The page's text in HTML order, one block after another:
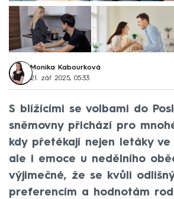
Monika Kabourková
21. zář 2025, 05:33
S blížícími se volbami do
sněmovny přichází pro
kdy přetékají nejen letáky ve
ale i emoce u nedělního
výjimečné, že se kvůli
preferencím a hodnotám